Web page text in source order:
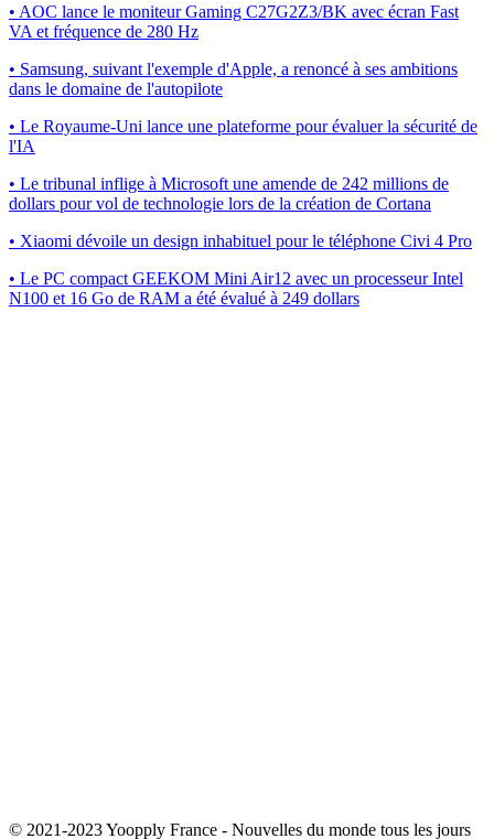
• AOC lance le moniteur Gaming C27G2Z3/BK avec écran Fast
VA et fréquence de 280 Hz
• Samsung, suivant l'exemple d'Apple, a renoncé à ses ambitions
dans le domaine de l'autopilote
• Le Royaume-Uni lance une plateforme pour évaluer la sécurité de
l'IA
• Le tribunal inflige à Microsoft une amende de 242 millions de
dollars pour vol de technologie lors de la création de Cortana
• Xiaomi dévoile un design inhabituel pour le téléphone Civi 4 Pro
• Le PC compact GEEKOM Mini Air12 avec un processeur Intel
N100 et 16 Go de RAM a été évalué à 249 dollars
© 2021-2023 Yoopply France - Nouvelles du monde tous les jours